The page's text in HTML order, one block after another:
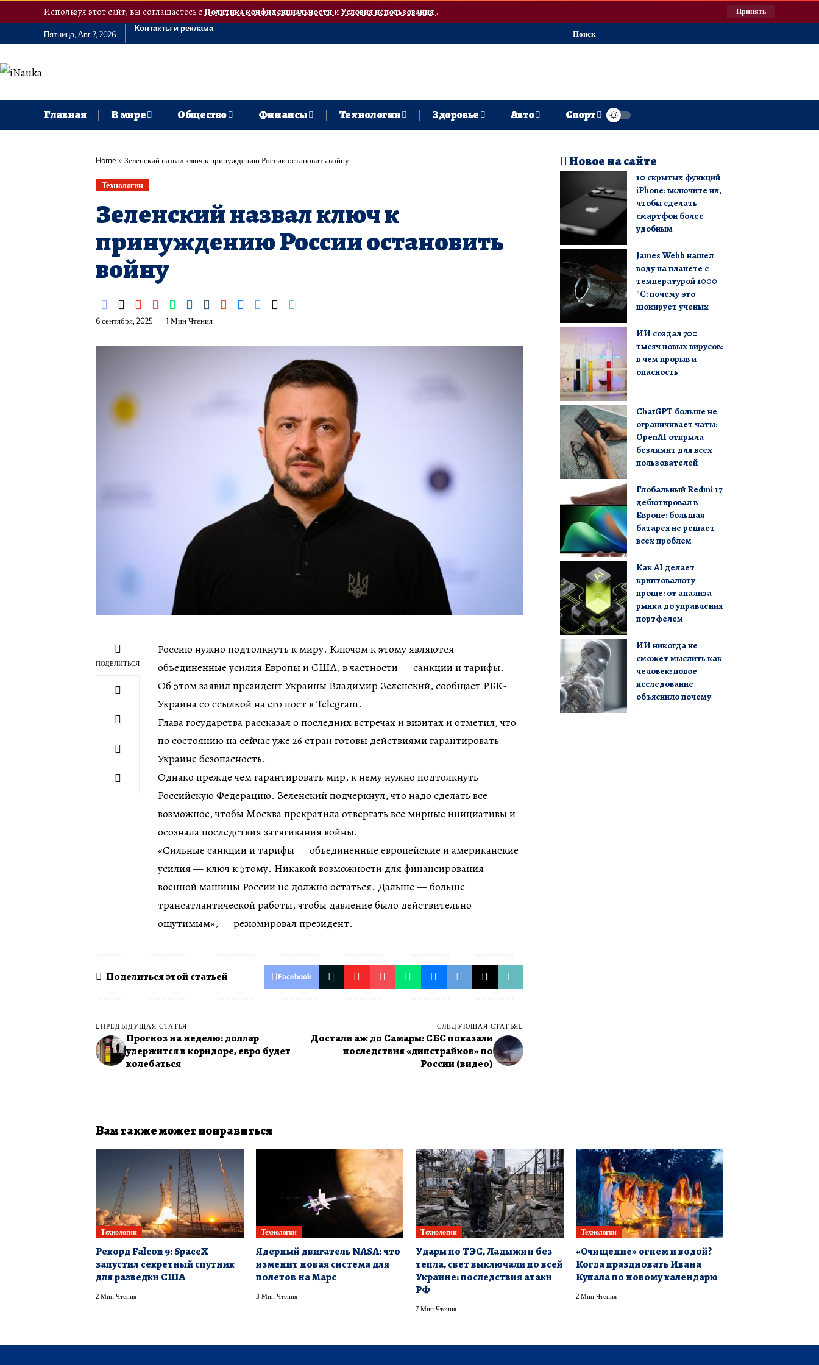
Используя этот сайт, вы соглашаетесь сПолитика конфиденциальностии Условия использования. Принять
Пятница, Авг 7, 2026
Контакты и реклама
Поиск
Главная В мире Общество Финансы Технологии Здоровье Авто Спорт
Home» Зеленский назвал ключ к принуждению России остановить войну
Технологии
Зеленский назвал ключ к
принуждению России остановить
войну
6 сентября, 2025 1 Мин Чтения
ПОДЕЛИТЬСЯ
Россию нужно подтолкнуть к миру. Ключом к этому являются
объединенные усилия Европы и США, в частности — санкции и тарифы.
Об этом заявил президент Украины Владимир Зеленский, сообщает РБК-
Украина со ссылкой на его пост в Telegram.
Глава государства рассказал о последних встречах и визитах и отметил, что
по состоянию на сейчас уже 26 стран готовы действиями гарантировать
Украине безопасность.
Однако прежде чем гарантировать мир, к нему нужно подтолкнуть
Российскую Федерацию. Зеленский подчеркнул, что надо сделать все
возможное, чтобы Москва прекратила отвергать все мирные инициативы и
осознала последствия затягивания войны.
«Сильные санкции и тарифы — объединенные европейские и американские
усилия — ключ к этому. Никакой возможности для финансирования
военной машины России не должно остаться. Дальше — больше
трансатлантической работы, чтобы давление было действительно
ощутимым», — резюмировал президент.
Поделиться этой статьей Facebook
ПРЕДЫДУЩАЯ СТАТЬЯ
Прогноз на неделю: доллар
удержится в коридоре, евро будет
колебаться
СЛЕДУЮЩАЯ СТАТЬЯ
Достали аж до Самары: СБС показали
последствия «дипстрайков» по
России (видео)
Новое на сайте
10 скрытых функций
iPhone: включите их,
чтобы сделать
смартфон более
удобным
James Webb нашел
воду на планете с
температурой 1000
°C: почему это
шокирует ученых
ИИ создал 700
тысяч новых вирусов:
в чем прорыв и
опасность
ChatGPT больше не
ограничивает чаты:
OpenAI открыла
безлимит для всех
пользователей
Глобальный Redmi 17
дебютировал в
Европе: большая
батарея не решает
всех проблем
Как AI делает
криптовалюту
проще: от анализа
рынка до управления
портфелем
ИИ никогда не
сможет мыслить как
человек: новое
исследование
объяснило почему
Вам также может понравиться
Технологии
Рекорд Falcon 9: SpaceX
запустил секретный спутник
для разведки США
2 Мин Чтения
Технологии
Ядерный двигатель NASA: что
изменит новая система для
полетов на Марс
3 Мин Чтения
Технологии
Удары по ТЭС, Ладыжин без
тепла, свет выключали по всей
Украине: последствия атаки
РФ
7 Мин Чтения
Технологии
«Очищение» огнем и водой?
Когда праздновать Ивана
Купала по новому календарю
2 Мин Чтения